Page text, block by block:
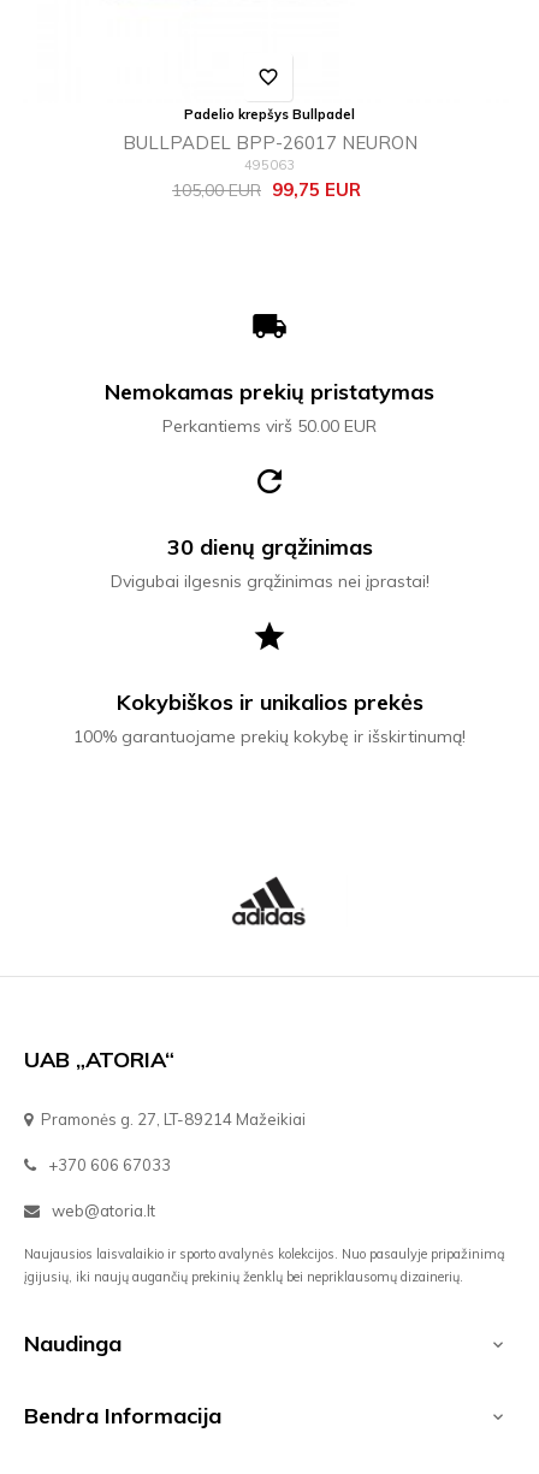
favorite_border
Padelio krepšys Bullpadel
BULLPADEL BPP-26017 NEURON
495063
Bazinė
105,00 EUR Kaina
99,75 EUR
local_shipping
Nemokamas prekių pristatymas
Perkantiems virš 50.00 EUR
refresh
30 dienų grąžinimas
Dvigubai ilgesnis grąžinimas nei įprastai!
star
Kokybiškos ir unikalios prekės
100% garantuojame prekių kokybę ir išskirtinumą!
UAB „ATORIA“
Pramonės g. 27, LT-89214 Mažeikiai
+370 606 67033
web@atoria.lt
Naujausios laisvalaikio ir sporto avalynės kolekcijos. Nuo pasaulyje pripažinimą
įgijusių, iki naujų augančių prekinių ženklų bei nepriklausomų dizainerių.
Naudinga 
Bendra Informacija 